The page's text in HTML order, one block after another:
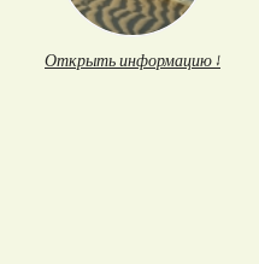
Открыть информацию ↓